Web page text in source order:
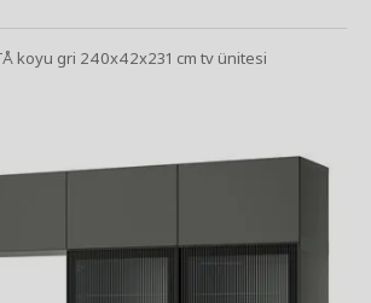
koyu gri 240x42x231 cm tv ünitesi